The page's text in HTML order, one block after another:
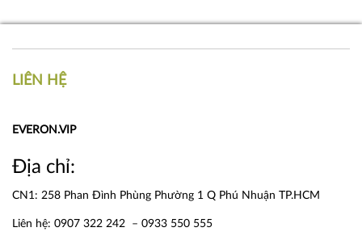
LIÊN HỆ
EVERON.VIP
Địa chỉ:
CN1: 258 Phan Đình Phùng Phường 1 Q Phú Nhuận TP.HCM
Liên hệ: 0907 322 242 – 0933 550 555